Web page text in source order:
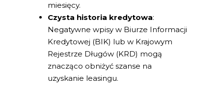
miesięcy.
Czysta historia kredytowa:
Negatywne wpisy w Biurze Informacji
Kredytowej (BIK) lub w Krajowym
Rejestrze Długów (KRD) mogą
znacząco obniżyć szanse na
uzyskanie leasingu.